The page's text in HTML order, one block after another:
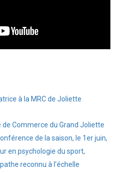
à la MRC de Joliette
Commerce du Grand Joliette
de la saison, le 1er juin,
en psychologie du sport,
reconnu à l’échelle